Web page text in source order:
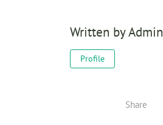
Written byAdmin
Profile
Share